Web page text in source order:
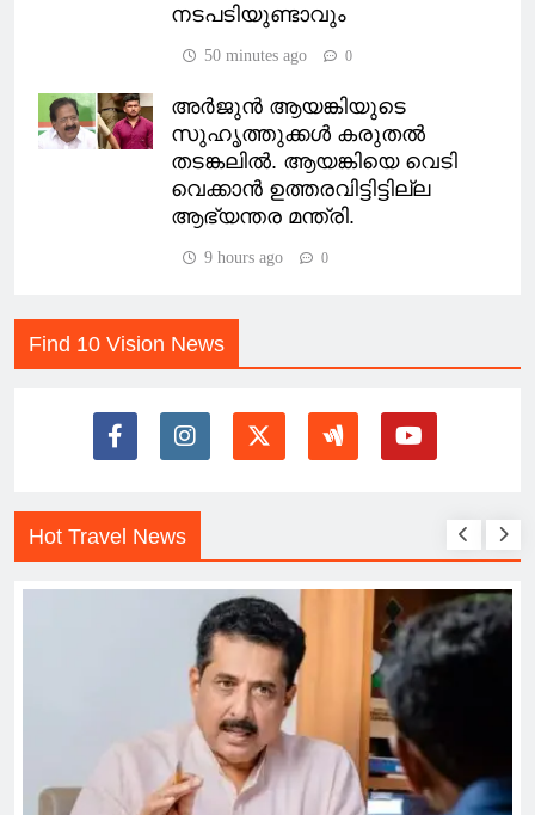
നടപടിയുണ്ടാവും
50 minutes ago 0
അ‍ർജുൻ ആയങ്കിയുടെ
സുഹൃത്തുക്കൾ കരുതൽ
തടങ്കലിൽ. ആയങ്കിയെ വെടി
വെക്കാൻ ഉത്തരവിട്ടിട്ടില്ല
ആഭ്യന്തര മന്ത്രി.
9 hours ago 0
Find 10 Vision News
Hot Travel News